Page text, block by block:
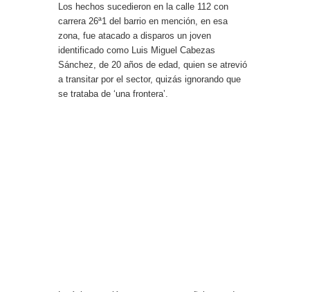
Los hechos sucedieron en la calle 112 con
carrera 26ª1 del barrio en mención, en esa
zona, fue atacado a disparos un joven
identificado como Luis Miguel Cabezas
Sánchez, de 20 años de edad, quien se atrevió
a transitar por el sector, quizás ignorando que
se trataba de ‘una frontera’.